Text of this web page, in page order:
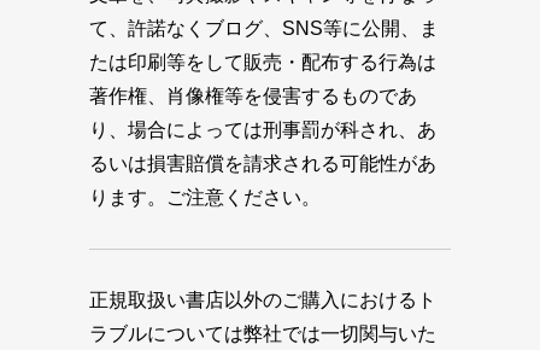
て、許諾なくブログ、SNS等に公開、ま
たは印刷等をして販売・配布する行為は
著作権、肖像権等を侵害するものであ
り、場合によっては刑事罰が科され、あ
るいは損害賠償を請求される可能性があ
ります。ご注意ください。
正規取扱い書店以外のご購入におけるト
ラブルについては弊社では一切関与いた